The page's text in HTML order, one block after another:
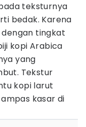
teksturnya
bedak. Karena
dengan tingkat
kopi Arabica
yang
Tekstur
kopi larut
kasar di